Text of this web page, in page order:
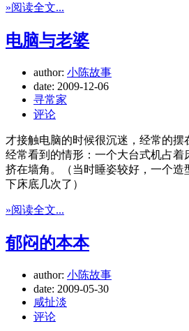
»阅读全文...
电脑与老婆
author: 小陈故事
date: 2009-12-06
寻常家
评论
才接触电脑的时候很沉迷，经常的摆
经常看到的情形：一个大台式机占着
挤在墙角。（当时睡姿较好，一个造
下床底几次了）
»阅读全文...
郁闷的本本
author: 小陈故事
date: 2009-05-30
咸扯淡
评论